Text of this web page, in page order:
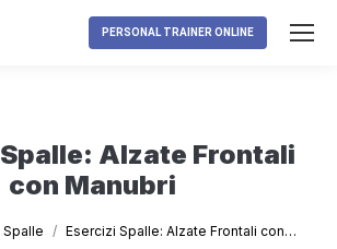
PERSONAL TRAINER ONLINE
Alzate Frontali
con Manubri
Spalle Esercizi Spalle: Alzate Frontali con…